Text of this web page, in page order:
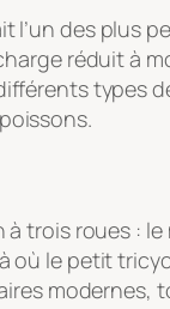
l’un des plus
réduit à
types
à trois roues :
où le petit
modernes,